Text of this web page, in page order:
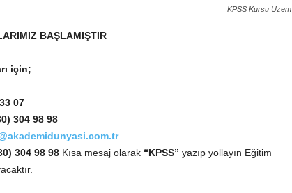
KPSS Kursu Uzem
BAŞLAMIŞTIR
için;
07
304 98 98
304 98 98 Kısa mesaj olarak“KPSS” yazıp yollayın Eğitim